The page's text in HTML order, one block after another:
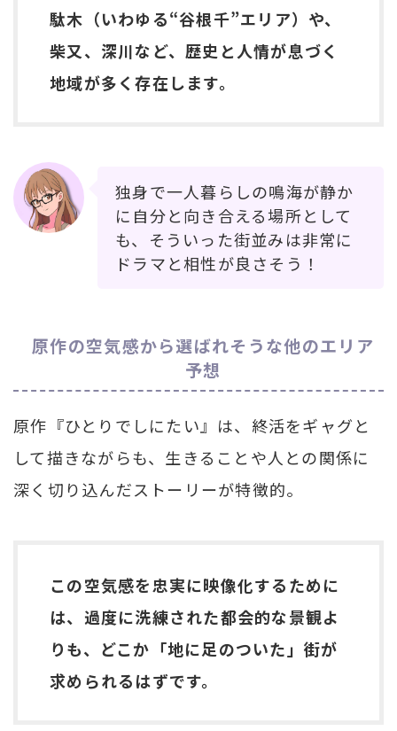
駄木（いわゆる“谷根千”エリア）や、
柴又、深川など、歴史と人情が息づく
地域が多く存在します。
独身で一人暮らしの鳴海が静か
に自分と向き合える場所として
も、そういった街並みは非常に
ドラマと相性が良さそう！
原作の空気感から選ばれそうな他のエリア
予想
原作『ひとりでしにたい』は、終活をギャグと
して描きながらも、生きることや人との関係に
深く切り込んだストーリーが特徴的。
この空気感を忠実に映像化するために
は、過度に洗練された都会的な景観よ
りも、どこか「地に足のついた」街が
求められるはずです。